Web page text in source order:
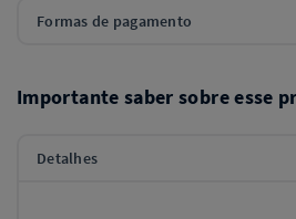
Formas de pagamento
Importante saber sobre esse
Detalhes